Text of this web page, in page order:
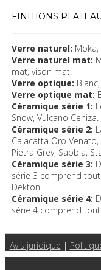
FINITIONS
Verre naturel:
Verre naturel mat:
mat, vison mat.
Verre optique:
Verre optique mat:
Céramique série 1:
Snow, Vulcano Ceniza.
Céramique série 2:
Calacatta Oro
Pietra Grey, Sabbia,
Céramique série 3:
série 3 comprend
Dekton.
Céramique série 4:
série 4 comprend
Avis juridique |